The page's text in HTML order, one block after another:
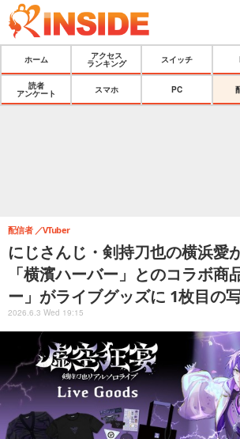
ホーム
アクセス
ランキング
スイッチ
読者
アンケート
スマホ PC
にじさんじ・剣持刀也の横浜愛
「横濱ハーバー」とのコラボ商
ー」がライブグッズに 1枚目の
配信者 VTuber
2026.6.3 Wed 19:15